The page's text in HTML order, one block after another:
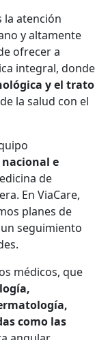
la atención
y altamente
ofrecer a
integral, donde
y el trato
la salud con el
e
de
En ViaCare,
planes de
seguimiento
médicos, que
como las